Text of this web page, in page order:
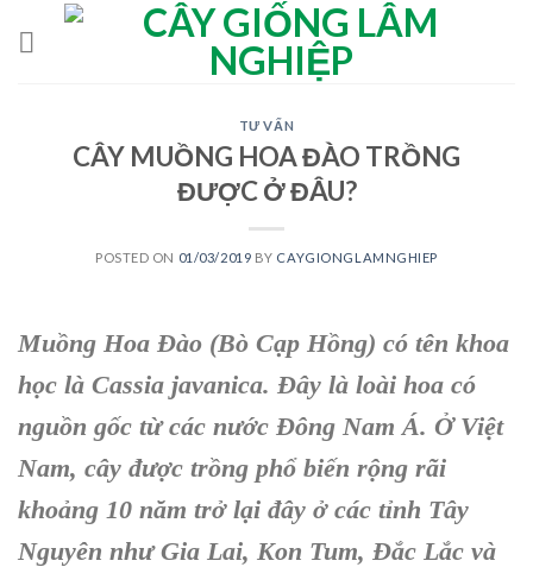
TƯ VẤN
CÂY MUỒNG HOA ĐÀO TRỒNG
ĐƯỢC Ở ĐÂU?
POSTED ON 01/03/2019 BY CAYGIONGLAMNGHIEP
Muồng Hoa Đào (Bò Cạp Hồng) có tên khoa
học là Cassia javanica. Đây là loài hoa có
nguồn gốc từ các nước Đông Nam Á. Ở Việt
Nam, cây được trồng phổ biến rộng rãi
khoảng 10 năm trở lại đây ở các tỉnh Tây
Nguyên như Gia Lai, Kon Tum, Đắc Lắc và